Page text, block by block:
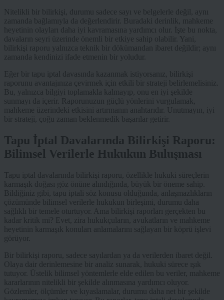
Nitelikli bir bilirkişi, durumu sadece sayı ve belgelerle değil, aynı
zamanda bağlamıyla da değerlendirir. Buradaki derinlik, mahkeme
heyetinin olayları daha iyi kavramasına yardımcı olur. İşte bu nokta,
davaların seyri üzerinde önemli bir etkiye sahip olabilir. Yani,
bilirkişi raporu yalnızca teknik bir dökümandan ibaret değildir; aynı
zamanda kendinizi ifade etmenin bir yoludur.
Eğer bir tapu iptal davasında kazanmak istiyorsanız, bilirkişi
raporunu avantajınıza çevirmek için etkili bir strateji belirlemelisiniz.
Bu, yalnızca bilgiyi toplamakla kalmayıp, onu en iyi şekilde
sunmayı da içerir. Raporunuzun güçlü yönlerini vurgulamak,
mahkeme üzerindeki etkisini artırmanın anahtarıdır. Unutmayın, iyi
bir strateji, çoğu zaman beklenmedik başarılar getirir.
Tapu İptal Davalarında Bilirkişi Raporu:
Bilimsel Verilerle Hukukun Buluşması
Tapu iptal davalarında bilirkişi raporu, özellikle hukuki süreçlerin
karmaşık doğası göz önüne alındığında, büyük bir öneme sahip.
Bildiğiniz gibi, tapu iptali söz konusu olduğunda, anlaşmazlıkların
çözümünde bilimsel verilerle hukukun birleşimi, durumu daha
sağlıklı bir temele oturtuyor. Ama bilirkişi raporları gerçekten bu
kadar kritik mi? Evet, zira hukukçuların, avukatların ve mahkeme
heyetinin karmaşık konuları anlamalarını sağlayan bir köprü işlevi
görüyor.
Bir bilirkişi raporu, sadece sayılardan ya da verilerden ibaret değil.
Olaya dair derinlemesine bir analiz sunarak, hukuki sürece ışık
tutuyor. Üstelik bilimsel yöntemlerle elde edilen bu veriler, mahkeme
kararlarının nitelikli bir şekilde alınmasına yardımcı oluyor.
Gözlemler, ölçümler ve kıyaslamalar, durumu daha net bir şekilde